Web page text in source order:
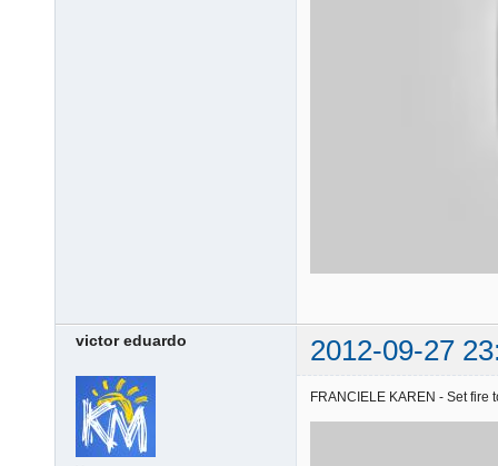
victor eduardo 2012-09-27
FRANCIELE KAREN - Set fire